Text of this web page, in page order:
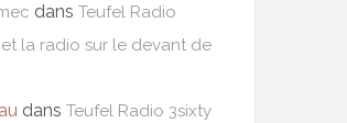
dans Teufel Radio
la radio sur le devant de
dans Teufel Radio 3sixty